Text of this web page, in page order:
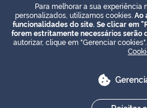
Para melhorar a sua experiência
personalizados, utilizamos cookies. Ao
funcionalidades do site. Se clicar em
forem estritamente necessários serão
autorizar, clique em "Gerenciar